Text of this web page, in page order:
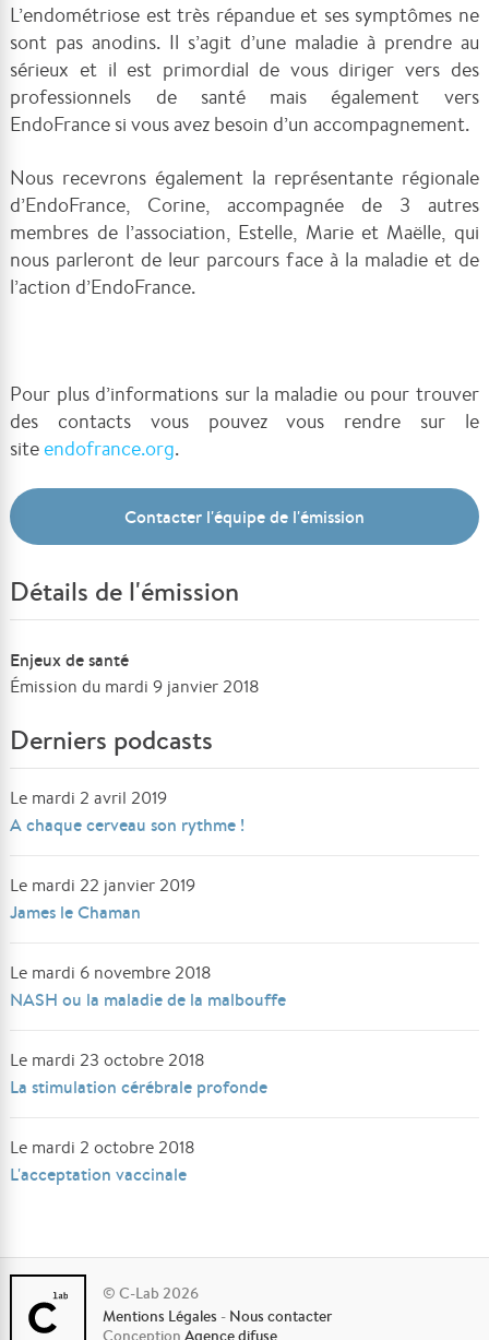
L’endométriose est très répandue et ses symptômes ne
sont pas anodins. Il s’agit d’une maladie à prendre au
sérieux et il est primordial de vous diriger vers des
professionnels de santé mais également vers
EndoFrance si vous avez besoin d’un accompagnement.
Nous recevrons également la représentante régionale
d’EndoFrance, Corine, accompagnée de 3 autres
membres de l’association, Estelle, Marie et Maëlle, qui
nous parleront de leur parcours face à la maladie et de
l’action d’EndoFrance.
Pour plus d’informations sur la maladie ou pour trouver
des contacts vous pouvez vous rendre sur le
site endofrance.org.
Contacter l'équipe de l'émission
Détails de l'émission
Enjeux de santé
Émission du mardi 9 janvier 2018
Derniers podcasts
Le mardi 2 avril 2019
A chaque cerveau son rythme !
Le mardi 22 janvier 2019
James le Chaman
Le mardi 6 novembre 2018
NASH ou la maladie de la malbouffe
Le mardi 23 octobre 2018
La stimulation cérébrale profonde
Le mardi 2 octobre 2018
L'acceptation vaccinale
© C-Lab 2026
Mentions Légales - Nous contacter
ConceptionAgence difuse